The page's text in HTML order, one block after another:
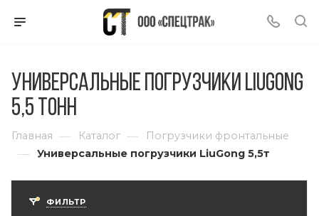
Универсальные погрузчики LiuGong
5,5 тонн
Главная — Каталог — Погрузчики фронтальные
— Универсальные погрузчики LiuGong 5,5т
ФИЛЬТР